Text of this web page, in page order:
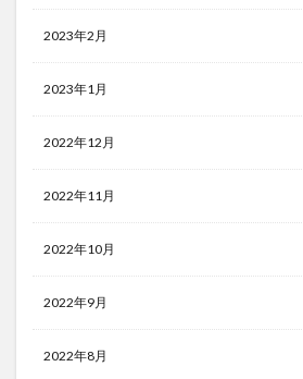
2023年2月
2023年1月
2022年12月
2022年11月
2022年10月
2022年9月
2022年8月